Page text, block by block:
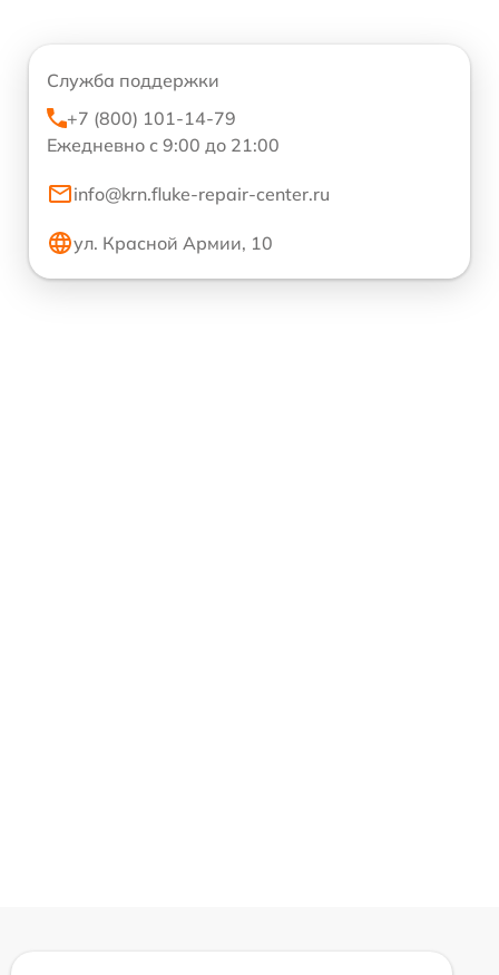
Служба поддержки
+7 (800) 101-14-79
Ежедневно с 9:00 до 21:00
info@krn.fluke-repair-center.ru
ул. Красной Армии, 10